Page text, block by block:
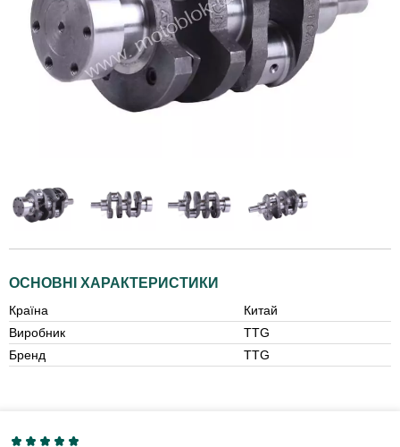
ОСНОВНІ ХАРАКТЕРИСТИКИ
Країна
Китай
Виробник
TTG
Бренд
TTG